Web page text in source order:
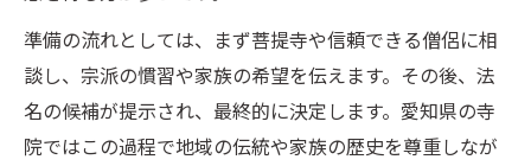
準備の流れとしては、まず菩提寺や信頼できる僧侶に相
談し、宗派の慣習や家族の希望を伝えます。その後、法
名の候補が提示され、最終的に決定します。愛知県の寺
院ではこの過程で地域の伝統や家族の歴史を尊重しなが